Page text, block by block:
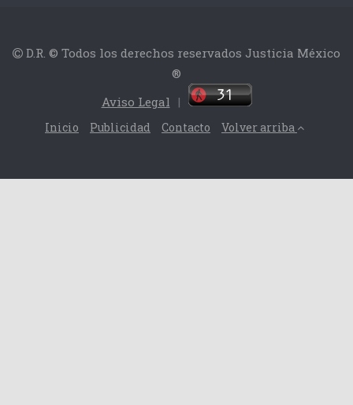
D.R. © Todos los derechos reservados Justicia México
®
Aviso Legal |
Inicio Publicidad Contacto Volver arriba